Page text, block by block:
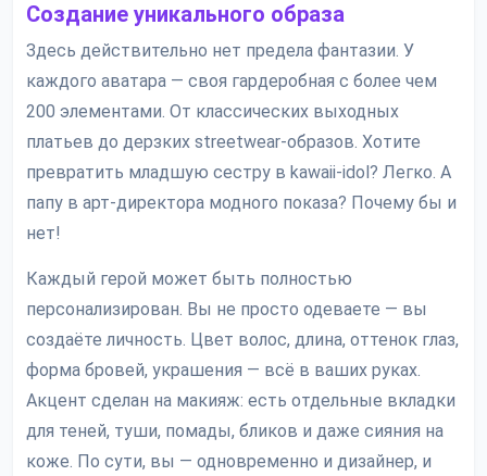
Создание уникального образа
Здесь действительно нет предела фантазии. У
каждого аватара — своя гардеробная с более чем
200 элементами. От классических выходных
платьев до дерзких streetwear-образов. Хотите
превратить младшую сестру в kawaii-idol? Легко. А
папу в арт-директора модного показа? Почему бы и
нет!
Каждый герой может быть полностью
персонализирован. Вы не просто одеваете — вы
создаёте личность. Цвет волос, длина, оттенок глаз,
форма бровей, украшения — всё в ваших руках.
Акцент сделан на макияж: есть отдельные вкладки
для теней, туши, помады, бликов и даже сияния на
коже. По сути, вы — одновременно и дизайнер, и